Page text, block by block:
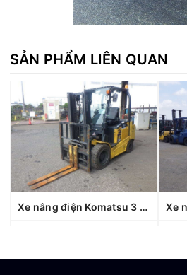
SẢN PHẨM LIÊN QUAN
Xe nâng điện Komatsu 3 tấn FE30-1 (307027), sản xuất năm 2019